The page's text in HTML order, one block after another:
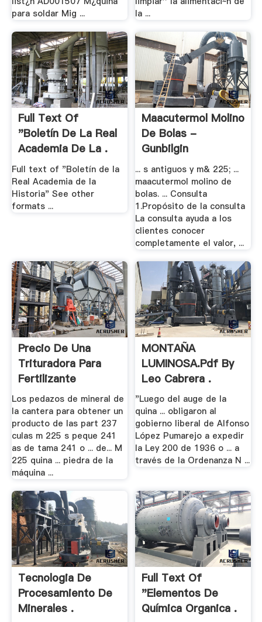
para soldar Mig ...
la ...
Full Text Of
"Boletín De La Real
Academia De La .
Full text of "Boletín de la
Real Academia de la
Historia" See other
formats ...
Maacutermol Molino
De Bolas -
Gunbilgin
... s antiguos y m& 225; ...
maacutermol molino de
bolas. ... Consulta
1.Propósito de la consulta
La consulta ayuda a los
clientes conocer
completamente el valor, ...
Precio De Una
Trituradora Para
Fertilizante
Los pedazos de mineral de
la cantera para obtener un
producto de las part 237
culas m 225 s peque 241
as de tama 241 o ... de... M
225 quina ... piedra de la
máquina ...
MONTAÑA
LUMINOSA.pdf By
Leo Cabrera .
"Luego del auge de la
quina ... obligaron al
gobierno liberal de Alfonso
López Pumarejo a expedir
la Ley 200 de 1936 o ... a
través de la Ordenanza N ...
Tecnologia De
Procesamiento De
Minerales .
Full Text Of
"Elementos De
Química Organica .